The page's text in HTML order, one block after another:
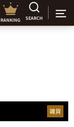
RANKING SEARCH
雑貨